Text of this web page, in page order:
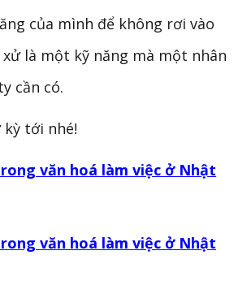
của mình để không rơi vào
là một kỹ năng mà một nhân
cần có.
kỳ tới nhé!
văn hoá làm việc ở Nhật
văn hoá làm việc ở Nhật